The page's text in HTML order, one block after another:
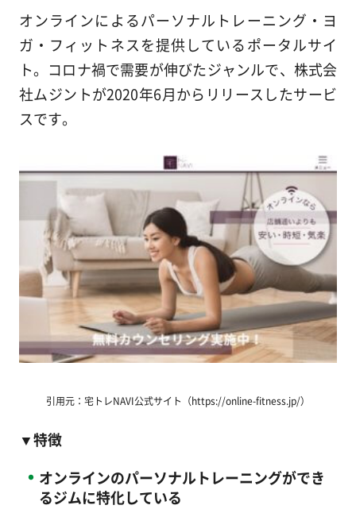
オンラインによるパーソナルトレーニング・ヨ
ガ・フィットネスを提供しているポータルサイ
ト。コロナ禍で需要が伸びたジャンルで、株式会
社ムジントが2020年6月からリリースしたサービ
スです。
引用元：宅トレNAVI公式サイト（https://online-fitness.jp/）
▼特徴
オンラインのパーソナルトレーニングができ
るジムに特化している